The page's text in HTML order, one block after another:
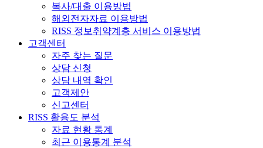
복사/대출 이용방법
해외전자자료 이용방법
RISS 정보취약계층 서비스 이용방법
고객센터
자주 찾는 질문
상담 신청
상담 내역 확인
고객제안
신고센터
RISS 활용도 분석
자료 현황 통계
최근 이용통계 분석